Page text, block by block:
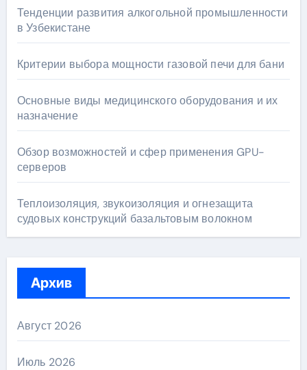
Тенденции развития алкогольной промышленности
в Узбекистане
Критерии выбора мощности газовой печи для бани
Основные виды медицинского оборудования и их
назначение
Обзор возможностей и сфер применения GPU-
серверов
Теплоизоляция, звукоизоляция и огнезащита
судовых конструкций базальтовым волокном
Архив
Август 2026
Июль 2026